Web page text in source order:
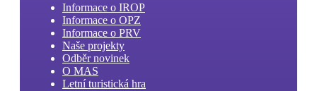
Informace o IROP
Informace o OPZ
Informace o PRV
Naše projekty
Odběr novinek
O MAS
Letní turistická hra